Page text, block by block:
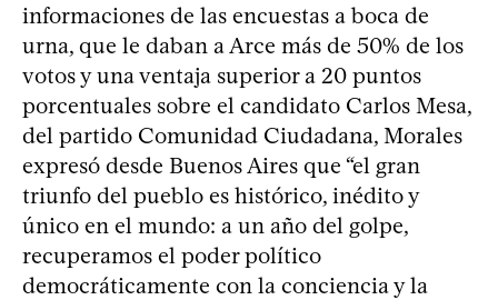
informaciones de las encuestas a boca de
urna, que le daban a Arce más de 50% de los
votos y una ventaja superior a 20 puntos
porcentuales sobre el candidato Carlos Mesa,
del partido Comunidad Ciudadana, Morales
expresó desde Buenos Aires que “el gran
triunfo del pueblo es histórico, inédito y
único en el mundo: a un año del golpe,
recuperamos el poder político
democráticamente con la conciencia y la